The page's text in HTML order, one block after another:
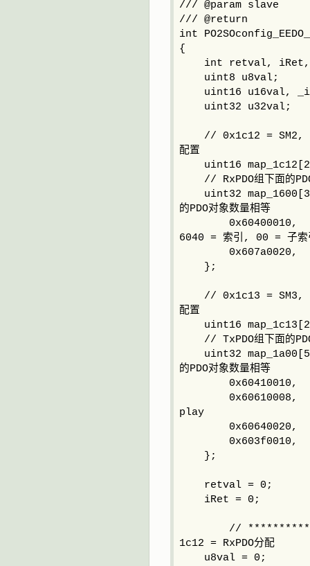
/// @param slave
/// @return
int
{
int retval,
uint8 u8val;
uint16 u16val,
uint32 u32val;
// 0x1c12 = SM2,
配置
uint16
// RxPDO组下面的
uint32
的PDO对象数量相等
6040 = 索引, 00 = 子
0x607a0020,
};
// 0x1c13 = SM3,
配置
uint16
// TxPDO组下面的
uint32
的PDO对象数量相等
0x60410010,
0x60610008, //
play
0x60640020,
0x603f0010,
};
retval = 0;
iRet = 0;
//
1c12 = RxPDO分配
u8val = 0;